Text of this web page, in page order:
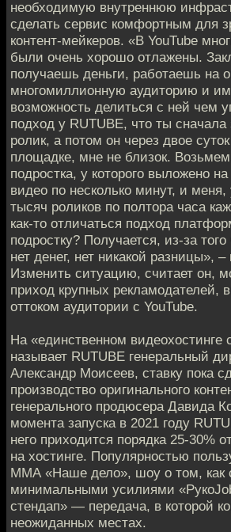
необходимую внутреннюю
сделать сервис комфортным для
контент-мейкеров. «В YouTube
были очень хорошо отлажены.
получаешь деньги, работаешь на
многомиллионную аудиторию и
возможность делиться с ней чем
подход у RUTUBE, что ты сначала
ролик, а потом он через двое
площадке, мне не близок.
подростка, у которого выложено
видео по несколько минут, и меня,
тысяч роликов по полтора часа
как-то отличаться подход
подростку? Получается, из-за
нет денег, нет никакой разницы»,
Изменить ситуацию, считает он,
приход крупных рекламодателей,
оттоком аудитории с YouTube.
На «единственном видеохостинге
называет RUTUBE генеральный
Александр Моисеев, ставку пока
производство оригинального
генерального продюсера Давида
момента запуска в 2021 году
него приходится порядка 25-30%
на хостинге. Популярностью
ММА «Наше дело», шоу о том, как
минимальными усилиями
стендап» — передача, в которой
неожиданных местах.